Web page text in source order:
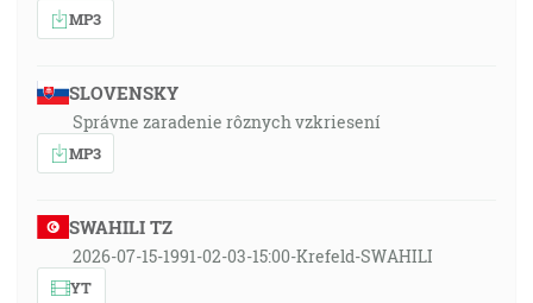
MP3
SLOVENSKY
Správne zaradenie rôznych vzkriesení
MP3
SWAHILI TZ
2026-07-15-1991-02-03-15:00-Krefeld-SWAHILI
YT